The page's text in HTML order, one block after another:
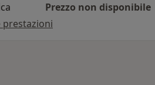
Prezzo non disponibile